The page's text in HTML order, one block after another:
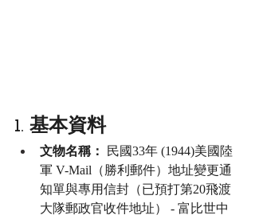
1. 基本資料
文物名稱：
民國33年 (1944)美國陸
軍 V-Mail（勝利郵件）地址變更通
知單與專用信封（已預打第20飛渡
大隊郵政官收件地址） - 富比世中